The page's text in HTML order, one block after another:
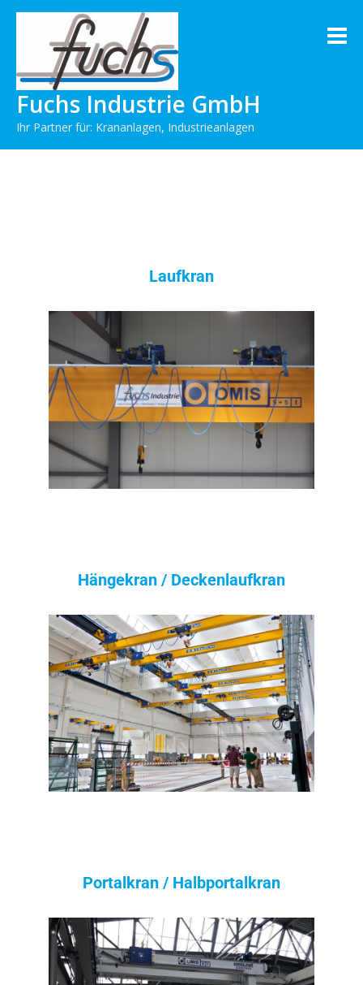
Fuchs Industrie GmbH
Ihr Partner für: Krananlagen, Industrieanlagen
Laufkran
Hängekran / Deckenlaufkran
Portalkran / Halbportalkran